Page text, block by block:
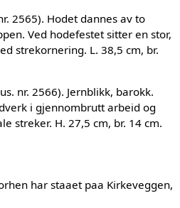
2565). Hodet dannes av to
Ved hodefestet sitter en stor,
strekornering. L. 38,5 cm, br.
nr. 2566). Jernblikk, barokk.
i gjennombrutt arbeid og
streker. H. 27,5 cm, br. 14 cm.
har staaet paa Kirkeveggen,